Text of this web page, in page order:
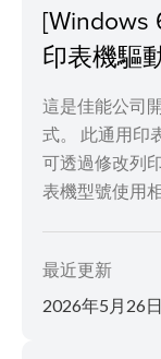
[Windows
印表機驅
這是佳能公司
式。 此通用印
可透過修改列
表機型號使用
最近更新
2026年5月26日